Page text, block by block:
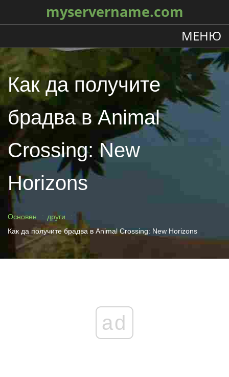
myservername.com
МЕНЮ
Как да получите
брадва в Animal
Crossing: New
Horizons
Основен
други
Как да получите брадва в Animal Crossing: New Horizons
ad